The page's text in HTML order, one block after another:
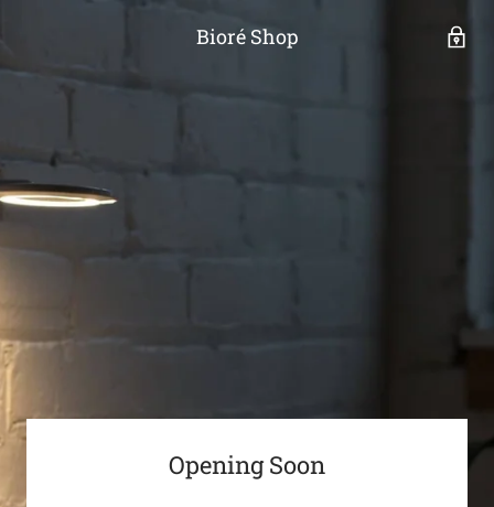
Bioré Shop
Opening Soon